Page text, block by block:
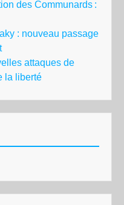
des Communards :
: nouveau passage
attaques de
la liberté